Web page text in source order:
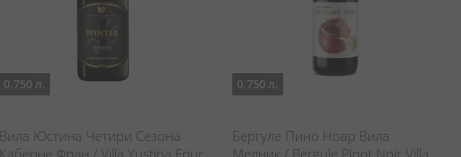
0.750 л.
Вила Юстина Четири Сезона
Каберне Фран / Villa Yustina Four
0.750 л.
Бергуле Пино Ноар Вила
Мелник / Bergule Pinot Noir Villa